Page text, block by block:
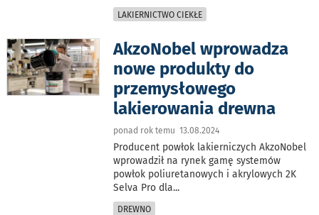
LAKIERNICTWO CIEKŁE
AkzoNobel wprowadza
nowe produkty do
przemysłowego
lakierowania drewna
ponad rok temu 13.08.2024
Producent powłok lakierniczych AkzoNobel
wprowadził na rynek gamę systemów
powłok poliuretanowych i akrylowych 2K
Selva Pro dla...
DREWNO